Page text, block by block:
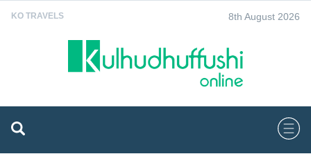
KO TRAVELS 8th August 2026